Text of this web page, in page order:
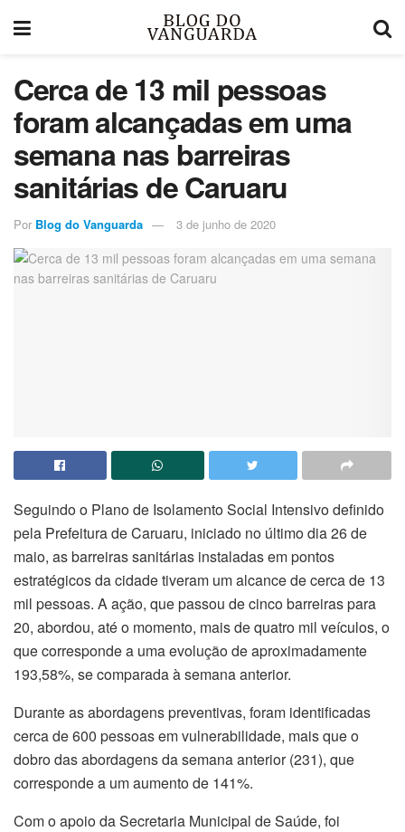
Cerca de 13 mil pessoas
foram alcançadas em uma
semana nas barreiras
sanitárias de Caruaru
Por Blog do Vanguarda 3 de junho de 2020
Seguindo o Plano de Isolamento Social Intensivo definido
pela Prefeitura de Caruaru, iniciado no último dia 26 de
maio, as barreiras sanitárias instaladas em pontos
estratégicos da cidade tiveram um alcance de cerca de 13
mil pessoas. A ação, que passou de cinco barreiras para
20, abordou, até o momento, mais de quatro mil veículos, o
que corresponde a uma evolução de aproximadamente
193,58%, se comparada à semana anterior.
Durante as abordagens preventivas, foram identificadas
cerca de 600 pessoas em vulnerabilidade, mais que o
dobro das abordagens da semana anterior (231), que
corresponde a um aumento de 141%.
Com o apoio da Secretaria Municipal de Saúde, foi